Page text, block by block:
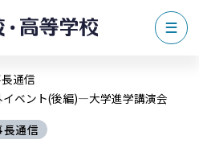
通信
ベント(後編)―大学進学講演会
通信